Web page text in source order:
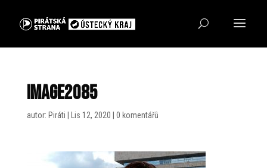
image2085
autor: Piráti Lis 12, 2020 0 komentářů